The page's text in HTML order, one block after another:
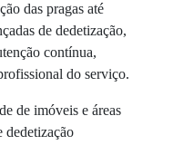
das pragas até
de dedetização,
contínua,
do serviço.
de imóveis e áreas
dedetização